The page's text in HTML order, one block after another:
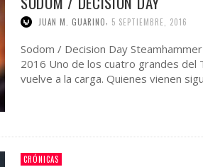
JUAN M. GUARINO 5 SEPTIEMBRE, 2016
Sodom / Decision Day
2016 Uno de los cuatro grandes del
vuelve a la carga. Quienes vienen
CRÓNICAS